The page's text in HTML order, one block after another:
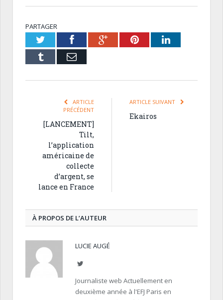
PARTAGER
TwitterFacebookGoogle+PinterestLinkedIn
Tumblr Email
ARTICLE
PRÉCÉDENT
[LANCEMENT]
Tilt,
l’application
américaine de
collecte
d’argent, se
lance en France
ARTICLE SUIVANT
Ekairos
À PROPOS DE L’AUTEUR
LUCIE AUGÉ
Twitter
Journaliste web Actuellement en
deuxième année à l'EFJ Paris en